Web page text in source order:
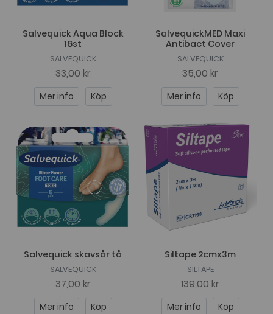
Salvequick Aqua Block
16st
SALVEQUICK
33,00 kr
Mer info Köp
SalvequickMED Maxi
Antibact Cover
SALVEQUICK
35,00 kr
Mer info Köp
Salvequick skavsår tå
SALVEQUICK
37,00 kr
Mer info Köp
Siltape 2cmx3m
SILTAPE
139,00 kr
Mer info Köp